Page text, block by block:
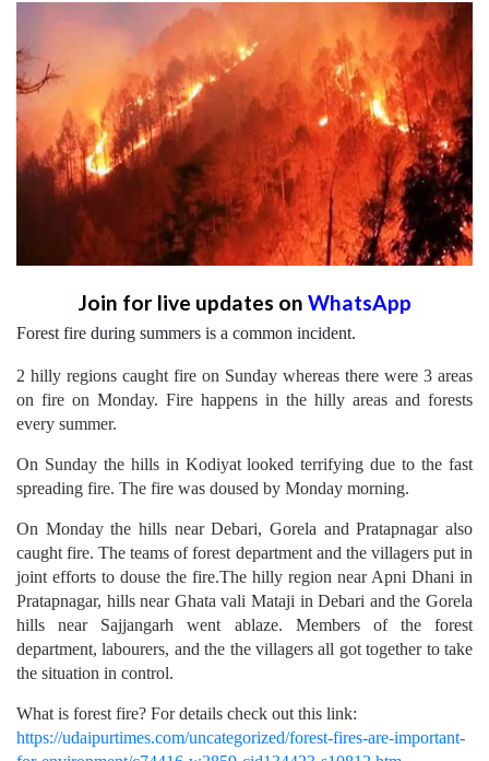
Join for live updates on WhatsApp
Forest fire during summers is a common incident.
2 hilly regions caught fire on Sunday whereas there were 3 areas
on fire on Monday. Fire happens in the hilly areas and forests
every summer.
On Sunday the hills in Kodiyat looked terrifying due to the fast
spreading fire. The fire was doused by Monday morning.
On Monday the hills near Debari, Gorela and Pratapnagar also
caught fire. The teams of forest department and the villagers put in
joint efforts to douse the fire.The hilly region near Apni Dhani in
Pratapnagar, hills near Ghata vali Mataji in Debari and the Gorela
hills near Sajjangarh went ablaze. Members of the forest
department, labourers, and the the villagers all got together to take
the situation in control.
What is forest fire? For details check out this link:
https://udaipurtimes.com/uncategorized/forest-fires-are-important-